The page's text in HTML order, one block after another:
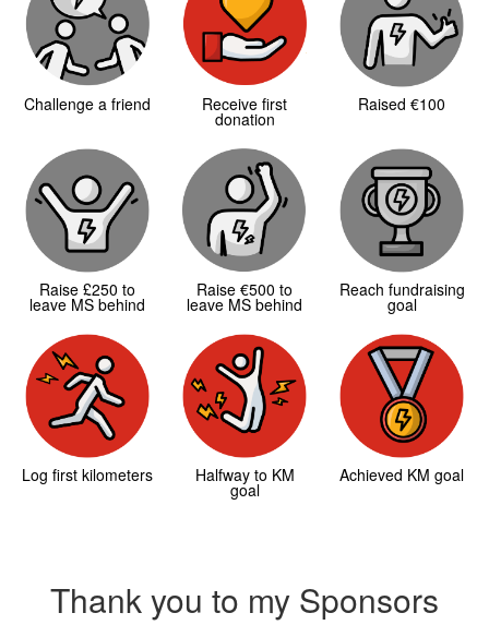
Challenge a friend Receive first
donation
Raised €100
Raise £250 to
leave MS behind
Raise €500 to
leave MS behind
Reach fundraising
goal
Log first kilometers Halfway to KM
goal
Achieved KM goal
Thank you to my Sponsors